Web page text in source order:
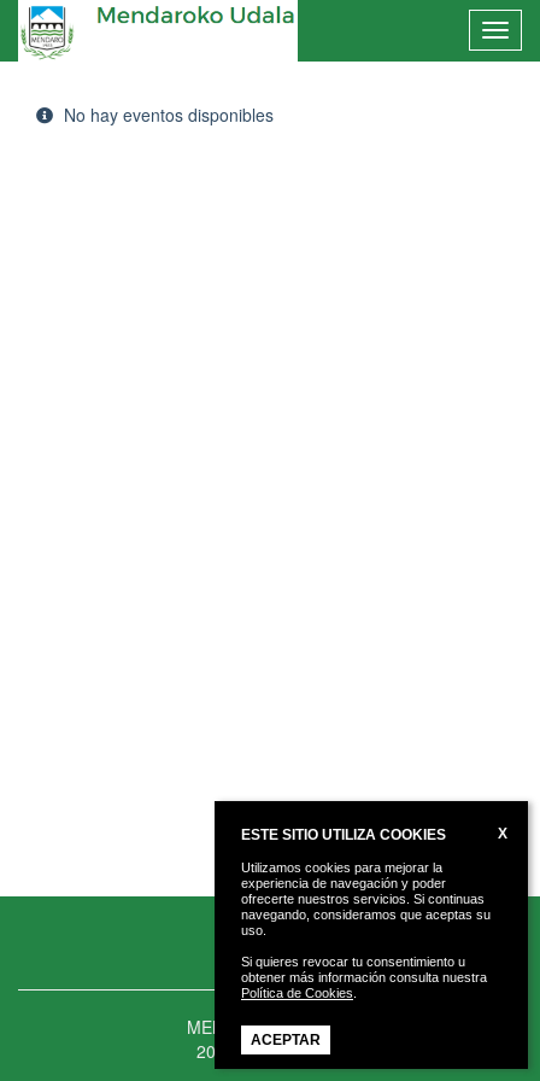
No hay eventos disponibles
MENDAROKO UDALA
20850 · MENDARO
ESTE SITIO UTILIZA COOKIES X
Utilizamos cookies para mejorar la
experiencia de navegación y poder
ofrecerte nuestros servicios. Si continuas
navegando, consideramos que aceptas su
uso.
Si quieres revocar tu consentimiento u
obtener más información consulta nuestra
Política de Cookies
ACEPTAR